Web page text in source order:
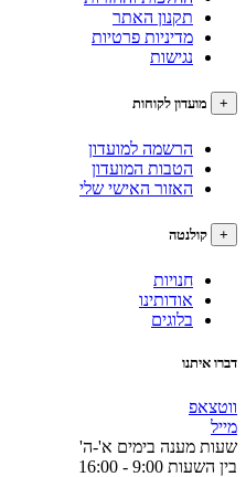
תקנון האתר
מדיניות פרטיות
נגישות
לקוחות
הרשמה למועדון
הטבות המועדון
האזור האישי שלי
חנויות
אודותינו
בלוגים
מענה בימים א'-ה'
- 16:00